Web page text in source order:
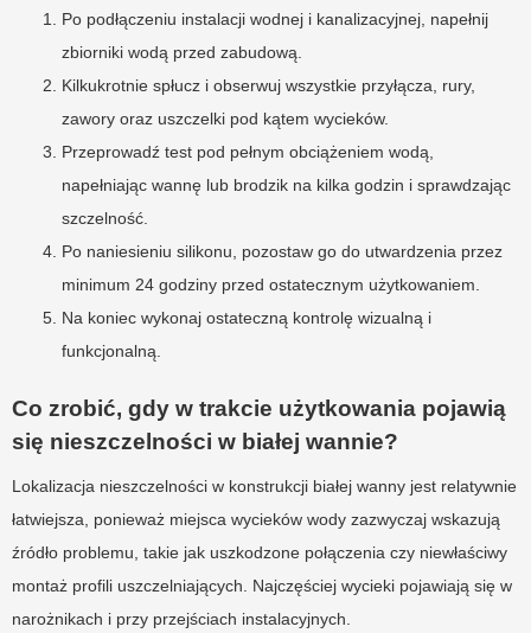
Po podłączeniu instalacji wodnej i kanalizacyjnej, napełnij
zbiorniki wodą przed zabudową.
Kilkukrotnie spłucz i obserwuj wszystkie przyłącza, rury,
zawory oraz uszczelki pod kątem wycieków.
Przeprowadź test pod pełnym obciążeniem wodą,
napełniając wannę lub brodzik na kilka godzin i sprawdzając
szczelność.
Po naniesieniu silikonu, pozostaw go do utwardzenia przez
minimum 24 godziny przed ostatecznym użytkowaniem.
Na koniec wykonaj ostateczną kontrolę wizualną i
funkcjonalną.
Co zrobić, gdy w trakcie użytkowania pojawią
się nieszczelności w białej wannie?
Lokalizacja nieszczelności w konstrukcji białej wanny jest relatywnie
łatwiejsza, ponieważ miejsca wycieków wody zazwyczaj wskazują
źródło problemu, takie jak uszkodzone połączenia czy niewłaściwy
montaż profili uszczelniających. Najczęściej wycieki pojawiają się w
narożnikach i przy przejściach instalacyjnych.